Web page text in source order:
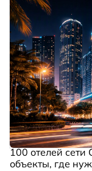
100 отелей сети
объекты, где